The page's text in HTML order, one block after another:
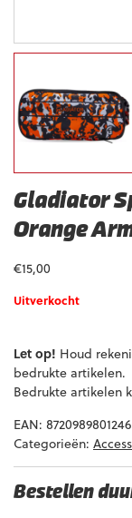
Gladiator
Orange
€15,00
Uitverkocht
Let op! Houd
bedrukte artikelen.
Bedrukte artikelen
EAN: 8720989801246
Categorieën:
Bestellen